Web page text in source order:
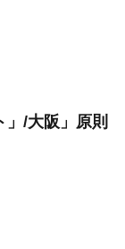
」/大阪」原則